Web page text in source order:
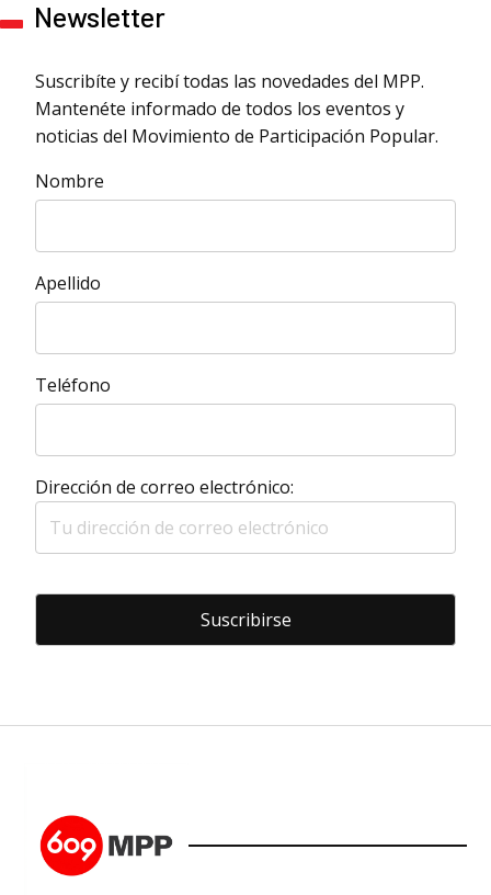
Newsletter
Suscribíte y recibí todas las novedades del MPP.
Mantenéte informado de todos los eventos y
noticias del Movimiento de Participación Popular.
Nombre
Apellido
Teléfono
Dirección de correo electrónico: